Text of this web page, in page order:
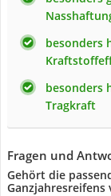
besonders
besonders
Tragkraft
Fragen und
Gehört die